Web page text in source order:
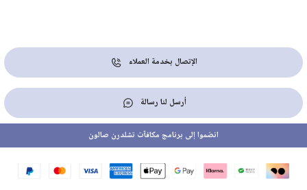
الإتصال بخدمة العملاء
أرسل لنا رسالة
انضموا إلى برنامج مكافآت تشلدرن صالون